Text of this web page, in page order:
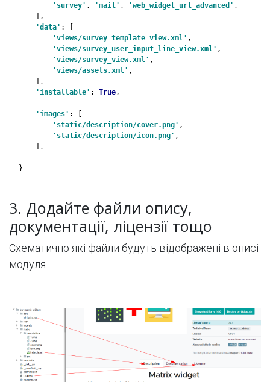
'survey' , 'mail' , 'web_widget_url_advanced' ,
    ],
'data' : [
'views/survey_template_view.xml' ,
'views/survey_user_input_line_view.xml' ,
'views/survey_view.xml' ,
'views/assets.xml' ,
    ],
'installable' : True,
'images' : [
'static/description/cover.png' ,
'static/description/icon.png' ,
    ],
}
3. Додайте файли опису,
документації, ліцензії тощо
Схематично які файли будуть відображені в описі
модуля